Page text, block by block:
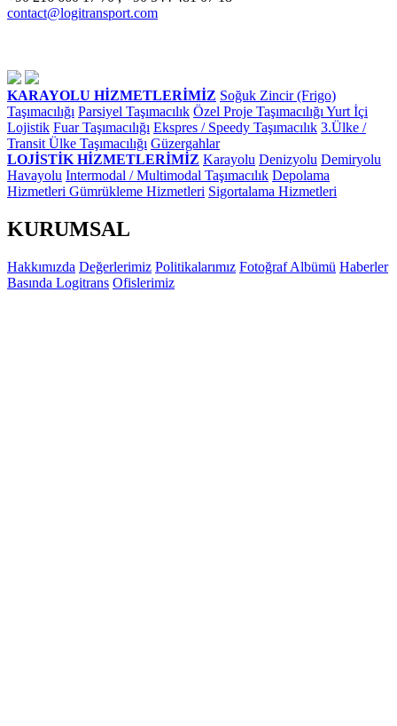
contact@logitransport.com
KARAYOLU HİZMETLERİMİZ Soğuk Zincir (Frigo)
Taşımacılığı Parsiyel Taşımacılık Özel Proje Taşımacılığı Yurt İçi
Lojistik Fuar Taşımacılığı Ekspres / Speedy Taşımacılık 3.Ülke /
Transit Ülke Taşımacılığı Güzergahlar
LOJİSTİK HİZMETLERİMİZ Karayolu Denizyolu Demiryolu
Havayolu Intermodal / Multimodal Taşımacılık Depolama
Hizmetleri Gümrükleme Hizmetleri Sigortalama Hizmetleri
KURUMSAL
Hakkımızda Değerlerimiz Politikalarımız Fotoğraf Albümü Haberler
Basında Logitrans Ofislerimiz